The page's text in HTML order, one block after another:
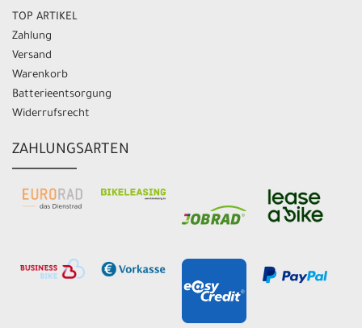
TOP ARTIKEL
Zahlung
Versand
Warenkorb
Batterieentsorgung
Widerrufsrecht
ZAHLUNGSARTEN